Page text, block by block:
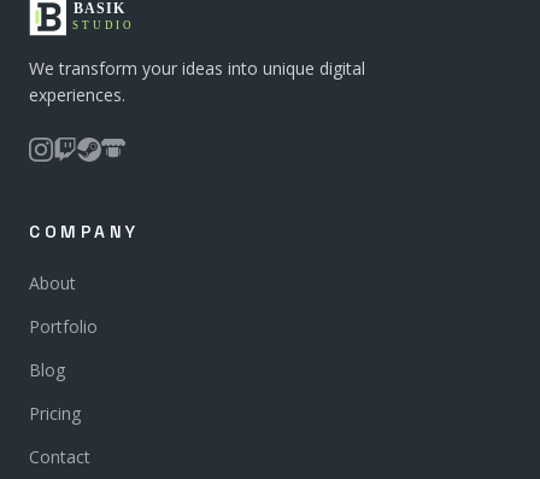
We transform your ideas into unique digital
experiences.
COMPANY
About
Portfolio
Blog
Pricing
Contact